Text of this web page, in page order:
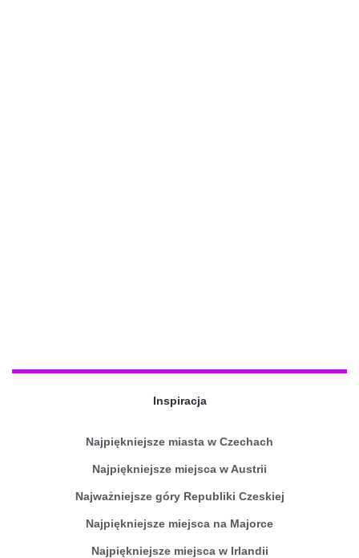
Inspiracja
Najpiękniejsze miasta w Czechach
Najpiękniejsze miejsca w Austrii
Najważniejsze góry Republiki Czeskiej
Najpiękniejsze miejsca na Majorce
Najpiękniejsze miejsca w Irlandii